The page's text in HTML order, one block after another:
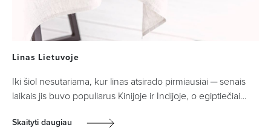
Linas Lietuvoje
Iki šiol nesutariama, kur linas atsirado pirmiausiai ─ senais
laikais jis buvo populiarus Kinijoje ir Indijoje, o egiptiečiai…
Skaityti daugiau